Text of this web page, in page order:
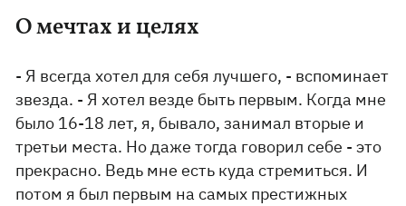
О мечтах и целях
- Я всегда хотел для себя лучшего, - вспоминает
звезда. - Я хотел везде быть первым. Когда мне
было 16-18 лет, я, бывало, занимал вторые и
третьи места. Но даже тогда говорил себе - это
прекрасно. Ведь мне есть куда стремиться. И
потом я был первым на самых престижных